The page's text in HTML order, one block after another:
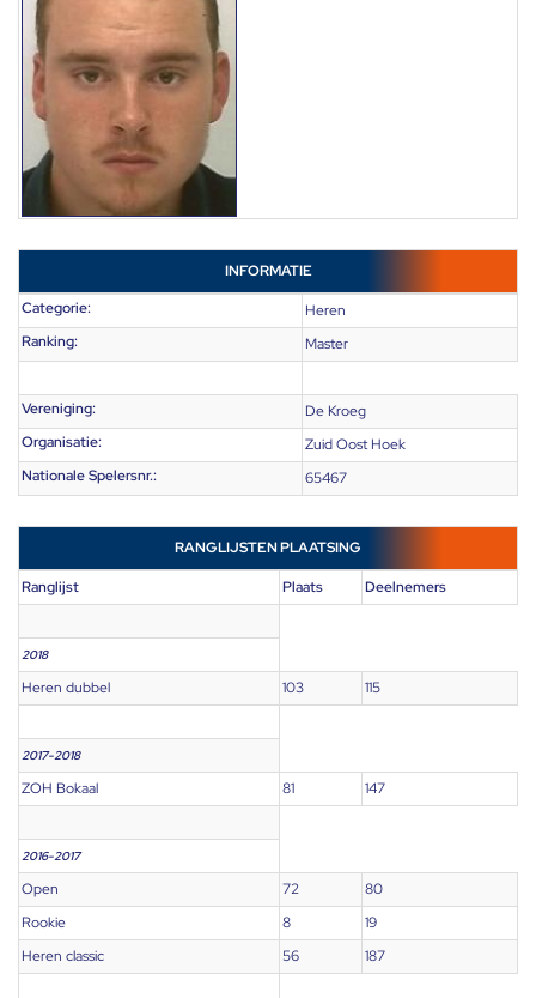
INFORMATIE
Categorie:
Heren
Ranking:
Master
Vereniging:
De Kroeg
Organisatie:
Zuid Oost Hoek
Nationale Spelersnr.:
65467
RANGLIJSTEN PLAATSING
Ranglijst Plaats Deelnemers
2018
Heren dubbel 103 115
2017-2018
ZOH Bokaal 81 147
2016-2017
Open 72
80
Rookie
8
19
Heren classic
56 187